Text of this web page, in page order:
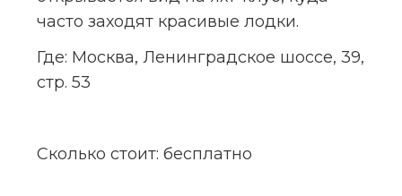
часто заходят красивые лодки.
Где: Москва, Ленинградское шоссе, 39,
стр. 53
Сколько стоит: бесплатно